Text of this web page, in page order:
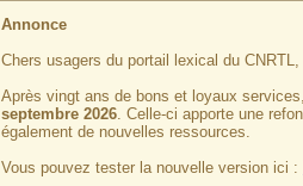
Annonce
Chers usagers du portail lexical du CNRTL,
Après vingt ans de bons et loyaux
septembre 2026. Celle-ci apporte une
également de nouvelles ressources.
Vous pouvez tester la nouvelle version ici :